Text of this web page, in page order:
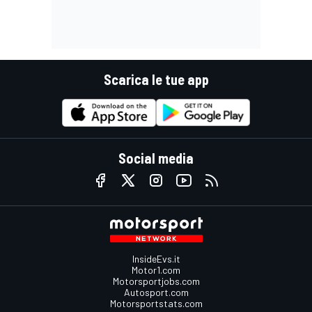
Scarica le tue app
Social media
InsideEvs.it
Motor1.com
Motorsportjobs.com
Autosport.com
Motorsportstats.com